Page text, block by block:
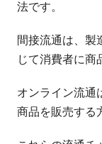
法です。
間接流通は、製
じて消費者に商
オンライン流通
商品を販売する